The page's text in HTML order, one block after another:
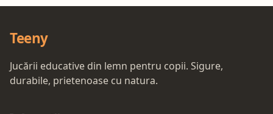
Teeny
Jucării educative din lemn pentru copii. Sigure,
durabile, prietenoase cu natura.